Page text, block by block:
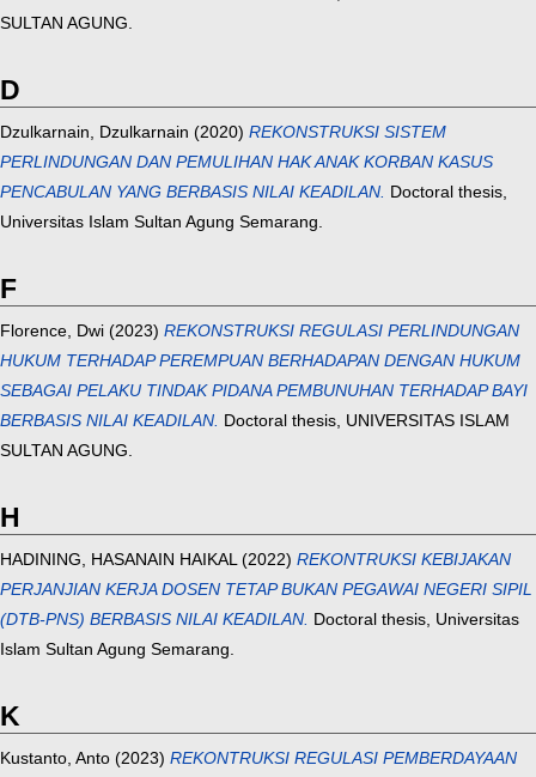
SULTAN AGUNG.
D
Dzulkarnain, Dzulkarnain (2020) REKONSTRUKSI SISTEM
PERLINDUNGAN DAN PEMULIHAN HAK ANAK KORBAN KASUS
PENCABULAN YANG BERBASIS NILAI KEADILAN. Doctoral thesis,
Universitas Islam Sultan Agung Semarang.
F
Florence, Dwi (2023) REKONSTRUKSI REGULASI PERLINDUNGAN
HUKUM TERHADAP PEREMPUAN BERHADAPAN DENGAN HUKUM
SEBAGAI PELAKU TINDAK PIDANA PEMBUNUHAN TERHADAP BAYI
BERBASIS NILAI KEADILAN. Doctoral thesis, UNIVERSITAS ISLAM
SULTAN AGUNG.
H
HADINING, HASANAIN HAIKAL(2022) REKONTRUKSI KEBIJAKAN
PERJANJIAN KERJA DOSEN TETAP BUKAN PEGAWAI NEGERI SIPIL
(DTB-PNS) BERBASIS NILAI KEADILAN. Doctoral thesis, Universitas
Islam Sultan Agung Semarang.
K
Kustanto, Anto (2023) REKONTRUKSI REGULASI PEMBERDAYAAN